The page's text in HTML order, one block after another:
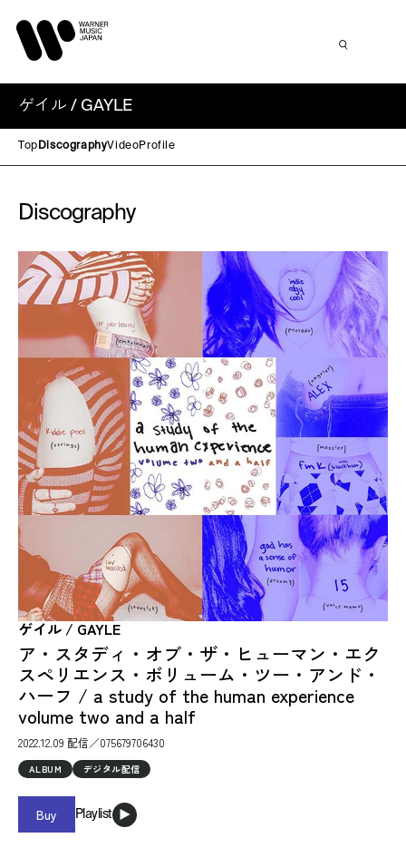
ゲイル / GAYLE
Top DiscographyVideoProfile
Discography
ゲイル / GAYLE
ア・スタディ・オブ・ザ・ヒューマン・エク
スペリエンス・ボリューム・ツー・アンド・
ハーフ / a study of the human experience
volume two and a half
2022.12.09 配信／075679706430
ALBUM デジタル配信
Buy Playlist